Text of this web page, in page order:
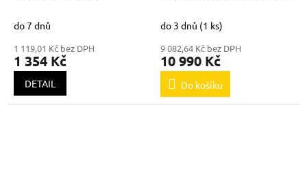
do 7 dnů
1 119,01 Kč bez DPH
1 354 Kč
DETAIL
DCD710D2 )
do 3 dnů (1 ks)
9 082,64 Kč bez DPH
10 990 Kč
Do košíku